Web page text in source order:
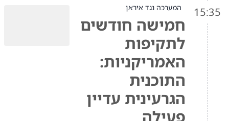
15:35 המערכה נגד איראן
חמישה חודשים
לתקיפות
האמריקניות:
התוכנית
הגרעינית עדיין
פעילה